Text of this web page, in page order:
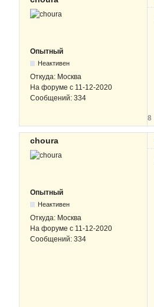
Опытный
Неактивен
Откуда: Москва
На форуме с 11-12-2020
Сообщений: 334
8
choura
Опытный
Неактивен
Откуда: Москва
На форуме с 11-12-2020
Сообщений: 334